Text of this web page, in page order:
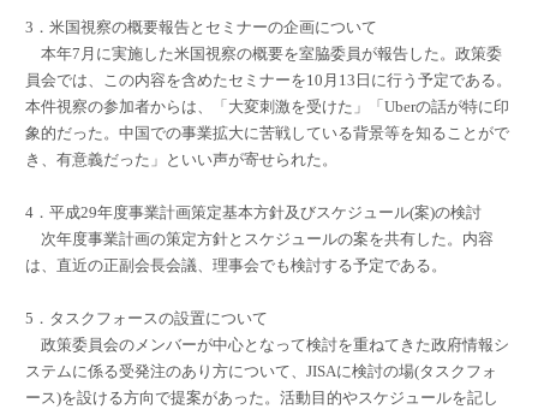
3．米国視察の概要報告とセミナーの企画について
本年7月に実施した米国視察の概要を室脇委員が報告した。政策委
員会では、この内容を含めたセミナーを10月13日に行う予定である。
本件視察の参加者からは、「大変刺激を受けた」「Uberの話が特に印
象的だった。中国での事業拡大に苦戦している背景等を知ることがで
き、有意義だった」といい声が寄せられた。
4．平成29年度事業計画策定基本方針及びスケジュール(案)の検討
次年度事業計画の策定方針とスケジュールの案を共有した。内容
は、直近の正副会長会議、理事会でも検討する予定である。
5．タスクフォースの設置について
政策委員会のメンバーが中心となって検討を重ねてきた政府情報シ
ステムに係る受発注のあり方について、JISAに検討の場(タスクフォ
ース)を設ける方向で提案があった。活動目的やスケジュールを記し